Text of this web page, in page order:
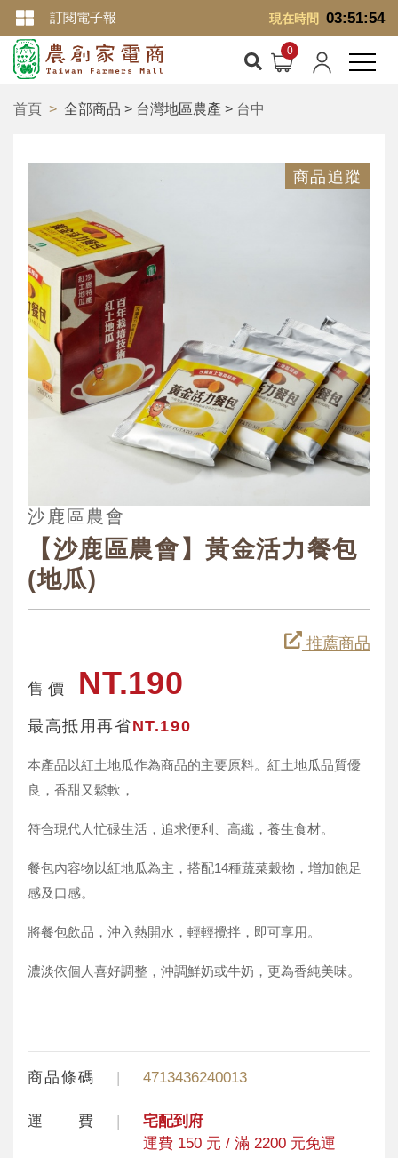
現在時間 03:51:54
訂閱電子報
首頁 全部商品 > 台灣地區農產 > 台中
商品追蹤
沙鹿區農會
【沙鹿區農會】黃金活力餐包
(地瓜)
推薦商品
售 價 NT.190
最高抵用再省NT.190
本產品以紅土地瓜作為商品的主要原料。紅土地瓜品質優
良，香甜又鬆軟，
符合現代人忙碌生活，追求便利、高纖，養生食材。
餐包內容物以紅地瓜為主，搭配14種蔬菜穀物，增加飽足
感及口感。
將餐包飲品，沖入熱開水，輕輕攪拌，即可享用。
濃淡依個人喜好調整，沖調鮮奶或牛奶，更為香純美味。
商品條碼 4713436240013
運 費
宅配到府
運費 150 元 / 滿 2200 元免運